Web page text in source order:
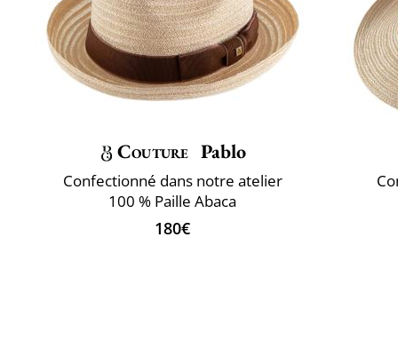
Couture Pablo
Confectionné dans notre atelier
100 % Paille Abaca
180€